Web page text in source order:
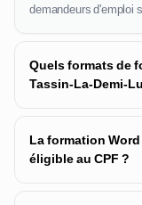
demandeurs d'emploi
Quels formats de
Tassin-La-Demi-
La formation
éligible au CPF ?